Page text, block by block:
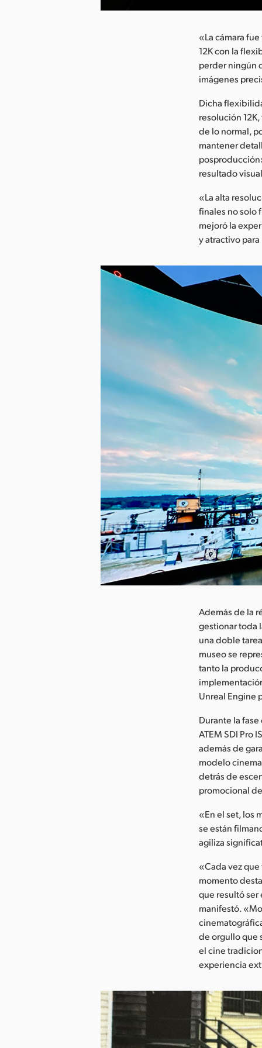
«La cámara
12K con la
perder ningún
imágenes
Dicha
resolución
de lo normal,
mantener
resultado
«La alta
finales no solo
mejoró la
y atractivo
Además de la
gestionar toda
una doble
museo se
tanto la
Unreal Engine
Durante la
ATEM SDI Pro
además de
modelo
detrás de
promocional
«En el set, los
se están
agiliza
«Cada vez
momento
que resultó
manifestó.
de orgullo que
el cine
experiencia